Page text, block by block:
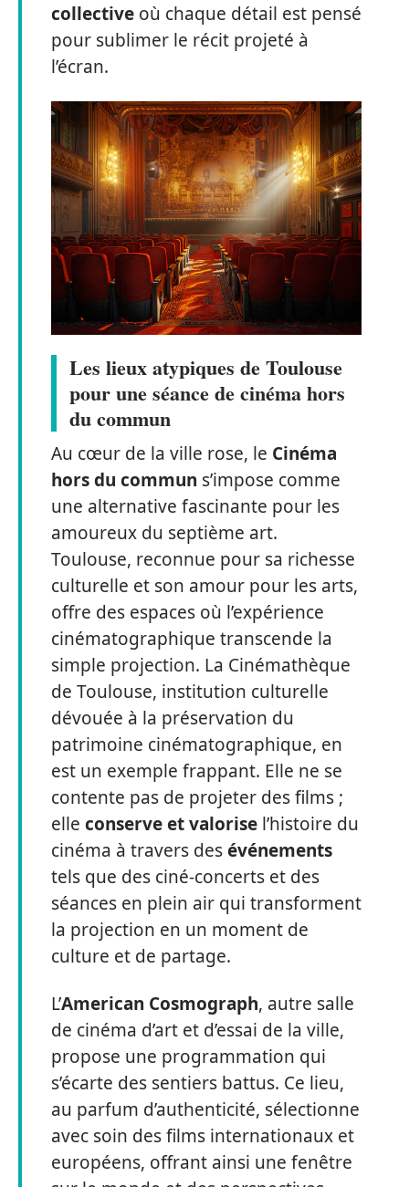
collective où chaque détail est pensé
pour sublimer le récit projeté à
l’écran.
Les lieux atypiques de Toulouse
pour une séance de cinéma hors
du commun
Au cœur de la ville rose, le Cinéma
hors du commun s’impose comme
une alternative fascinante pour les
amoureux du septième art.
Toulouse, reconnue pour sa richesse
culturelle et son amour pour les arts,
offre des espaces où l’expérience
cinématographique transcende la
simple projection. La Cinémathèque
de Toulouse, institution culturelle
dévouée à la préservation du
patrimoine cinématographique, en
est un exemple frappant. Elle ne se
contente pas de projeter des films ;
elle conserve et valorise l’histoire du
cinéma à travers desévénements
tels que des ciné-concerts et des
séances en plein air qui transforment
la projection en un moment de
culture et de partage.
L’American Cosmograph, autre salle
de cinéma d’art et d’essai de la ville,
propose une programmation qui
s’écarte des sentiers battus. Ce lieu,
au parfum d’authenticité, sélectionne
avec soin des films internationaux et
européens, offrant ainsi une fenêtre